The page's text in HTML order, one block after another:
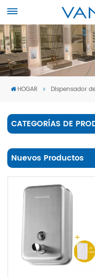
HOGAR Dispensador
CATEGORÍAS DE
Nuevos Productos